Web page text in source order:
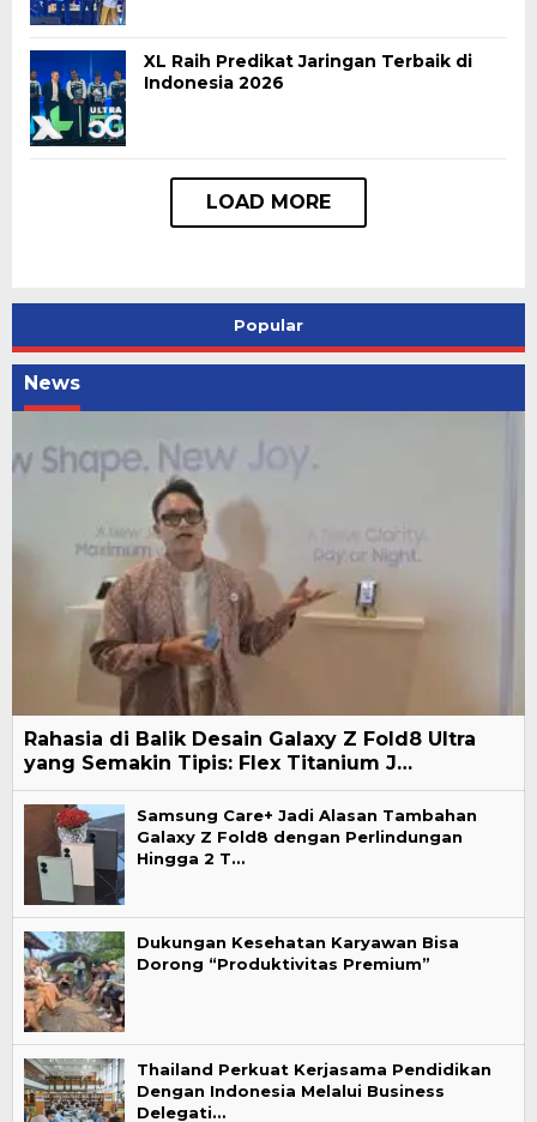
XL Raih Predikat Jaringan Terbaik di
Indonesia 2026
Popular
News
Rahasia di Balik Desain Galaxy Z Fold8 Ultra
yang Semakin Tipis: Flex Titanium J…
Samsung Care+ Jadi Alasan Tambahan
Galaxy Z Fold8 dengan Perlindungan
Hingga 2 T…
Dukungan Kesehatan Karyawan Bisa
Dorong “Produktivitas Premium”
Thailand Perkuat Kerjasama Pendidikan
Dengan Indonesia Melalui Business
Delegati…